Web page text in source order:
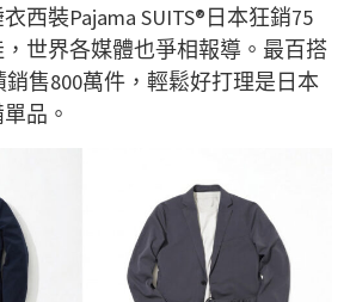
西裝Pajama SUITS®日本狂銷75
世界各媒體也爭相報導。最百搭
銷售800萬件，輕鬆好打理是日本
品。